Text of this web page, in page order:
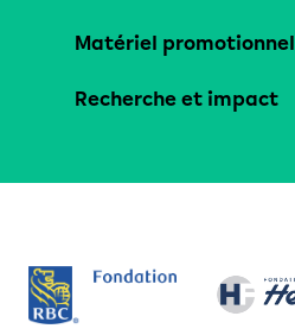
Matériel promotionnel
Recherche et impact